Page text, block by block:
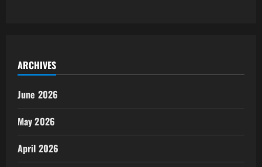
ARCHIVES
June 2026
May 2026
April 2026